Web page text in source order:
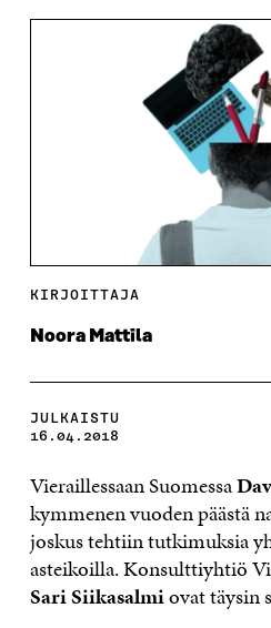
KIRJOITTAJA
Noora Mattila
JULKAISTU
16.04.2018
Vieraillessaan Suomessa
kymmenen vuoden päästä
joskus tehtiin tutkimuksia
asteikoilla. Konsulttiyhtiö
Sari Siikasalmiovat täysin